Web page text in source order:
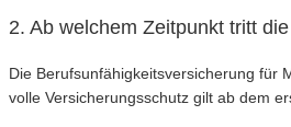
2. Ab welchem Zeitpunkt tritt
Die Berufsunfähigkeitsversicherung für
volle Versicherungsschutz gilt ab dem